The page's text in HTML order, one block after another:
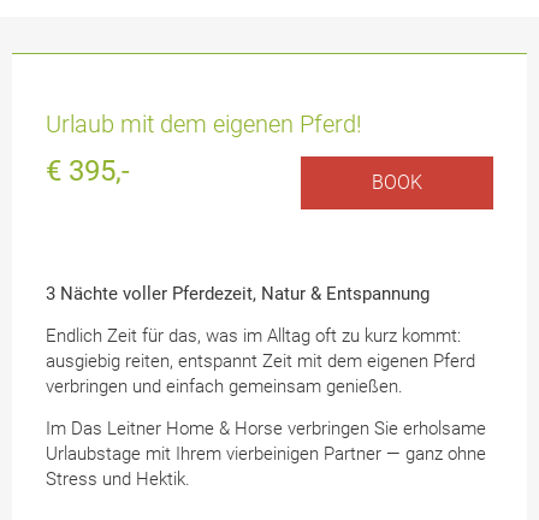
Urlaub mit dem eigenen Pferd!
€ 395,- BOOK
3 Nächte voller Pferdezeit, Natur & Entspannung
Endlich Zeit für das, was im Alltag oft zu kurz kommt:
ausgiebig reiten, entspannt Zeit mit dem eigenen Pferd
verbringen und einfach gemeinsam genießen.
Im Das Leitner Home & Horse verbringen Sie erholsame
Urlaubstage mit Ihrem vierbeinigen Partner — ganz ohne
Stress und Hektik.